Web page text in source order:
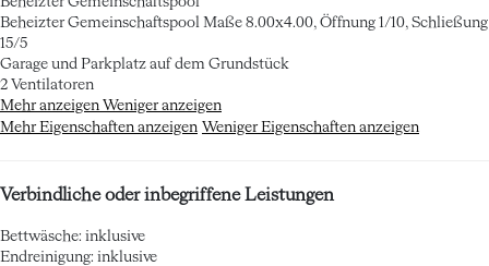
Beheizter Gemeinschaftspool Maße 8.00x4.00, Öffnung 1/10, Schließung
15/5
Garage und Parkplatz auf dem Grundstück
2 Ventilatoren
Mehr anzeigen Weniger anzeigen
Mehr Eigenschaften anzeigen Weniger Eigenschaften anzeigen
Verbindliche oder inbegriffene Leistungen
Bettwäsche: inklusive
Endreinigung: inklusive